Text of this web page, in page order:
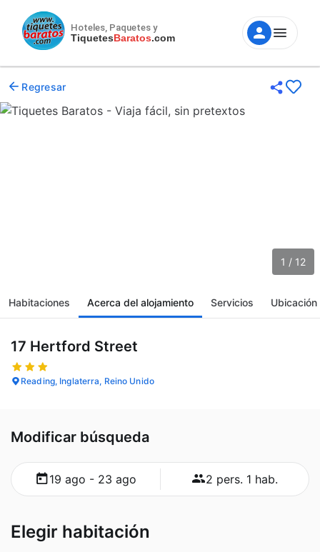
Hoteles, Paquetes y
TiquetesBaratos.com
Regresar
1 / 12
Habitaciones Acerca del alojamiento Servicios Ubicación
17 Hertford Street
Reading, Inglaterra, Reino Unido
Modificar búsqueda
19 ago - 23 ago 2 pers. 1 hab.
Elegir habitación